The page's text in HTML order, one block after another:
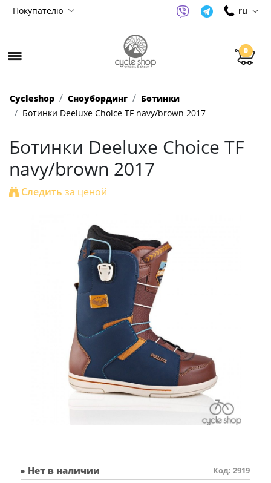
Покупателю ru
0
Cycleshop Сноубординг
Ботинки
Ботинки Deeluxe Choice TF navy/brown 2017
Ботинки Deeluxe Choice TF
navy/brown 2017
Следить за ценой
● Нет в наличии Код: 2919